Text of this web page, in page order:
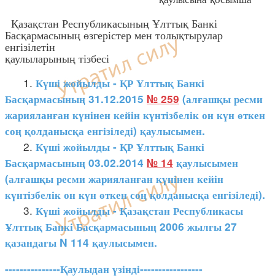
Қазақстан Республикасының Ұлттық Банкі
Басқармасының өзгерістер мен толықтырулар
енгізілетін
қаулыларының тізбесі
1. Күші жойылды - ҚР Ұлттық Банкі
Басқармасының 31.12.2015 № 259 (алғашқы ресми
жарияланған күнінен кейін күнтізбелік он күн өткен
соң қолданысқа енгізіледі) қаулысымен.
2. Күші жойылды - ҚР Ұлттық Банкі
Басқармасының 03.02.2014 № 14 қаулысымен
(алғашқы ресми жарияланған күнінен кейін
күнтізбелік он күн өткен соң қолданысқа енгізіледі).
3. Күші жойылды - Қазақстан Республикасы
Ұлттық Банкі Басқармасының 2006 жылғы 27
қазандағы N 114 қаулысымен.
---------------Қаулыдан үзінді-----------------